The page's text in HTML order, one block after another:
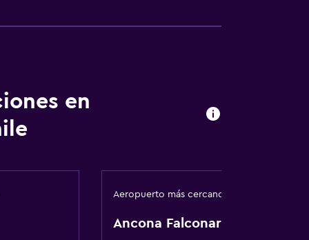
en
Aeropuerto más cercano
Ancona Falconara